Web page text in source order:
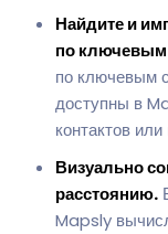
Найдите и
по
по ключевым
доступны в
контактов
Визуально
расстоянию.
Mapsly